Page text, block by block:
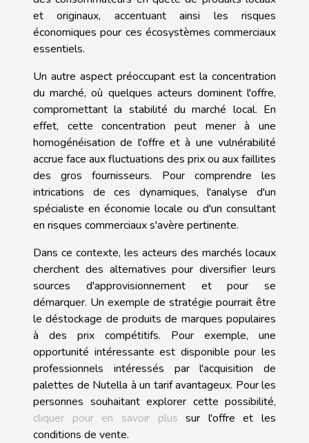
et originaux, accentuant ainsi les risques
économiques pour ces écosystèmes commerciaux
essentiels.
Un autre aspect préoccupant est la concentration
du marché, où quelques acteurs dominent l'offre,
compromettant la stabilité du marché local. En
effet, cette concentration peut mener à une
homogénéisation de l'offre et à une vulnérabilité
accrue face aux fluctuations des prix ou aux faillites
des gros fournisseurs. Pour comprendre les
intrications de ces dynamiques, l'analyse d'un
spécialiste en économie locale ou d'un consultant
en risques commerciaux s'avère pertinente.
Dans ce contexte, les acteurs des marchés locaux
cherchent des alternatives pour diversifier leurs
sources d'approvisionnement et pour se
démarquer. Un exemple de stratégie pourrait être
le déstockage de produits de marques populaires
à des prix compétitifs. Pour exemple, une
opportunité intéressante est disponible pour les
professionnels intéressés par l'acquisition de
palettes de Nutella à un tarif avantageux. Pour les
personnes souhaitant explorer cette possibilité,
cliquer pour en savoir plus sur l'offre et les
conditions de vente.